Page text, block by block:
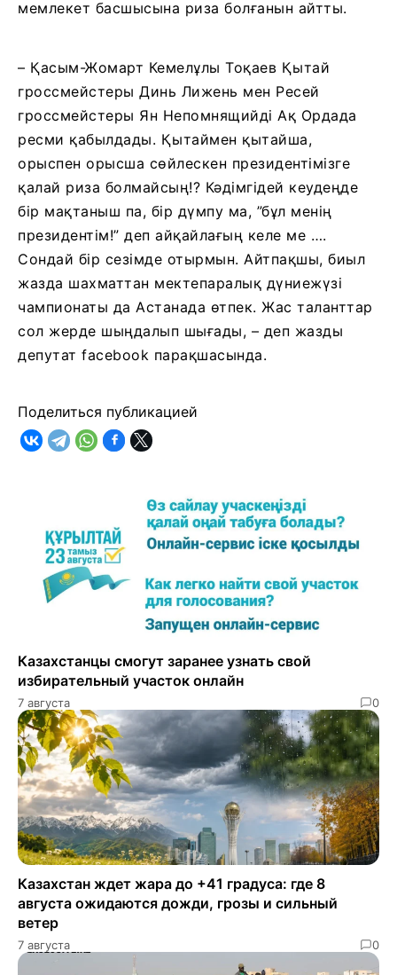
мемлекет басшысына риза болғанын айтты.
– Қасым-Жомарт Кемелұлы Тоқаев Қытай
гроссмейстеры Динь Лижень мен Ресей
гроссмейстеры Ян Непомнящийді Ақ Ордада
ресми қабылдады. Қытаймен қытайша,
орыспен орысша сөйлескен президентімізге
қалай риза болмайсың!? Кәдімгідей кеудеңде
бір мақтаныш па, бір дүмпу ма, ”бұл менің
президентім!” деп айқайлағың келе ме ….
Сондай бір сезімде отырмын. Айтпақшы, биыл
жазда шахматтан мектепаралық дүниежүзі
чампионаты да Астанада өтпек. Жас таланттар
сол жерде шыңдалып шығады, – деп жазды
депутат facebook парақшасында.
Поделиться публикацией
Казахстанцы смогут заранее узнать свой
избирательный участок онлайн
7 августа 0
Казахстан ждет жара до +41 градуса: где 8
августа ожидаются дожди, грозы и сильный
ветер
7 августа 0